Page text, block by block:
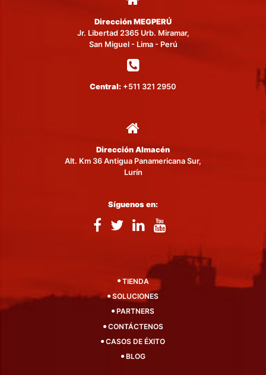
Dirección MEGPERÚ
Jr. Libertad 2365 Urb. Miramar,
San Miguel - Lima - Perú
Central: +511 321 2950
Dirección Almacén
Alt. Km 36 Antigua Panamericana Sur,
Lurín
Síguenos en:
TIENDA
SOLUCIONES
PARTNERS
CONTÁCTENOS
CASOS DE ÉXITO
BLOG